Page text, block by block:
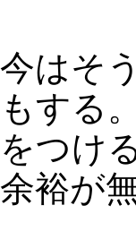
今はそ
もする
をつけ
余裕が